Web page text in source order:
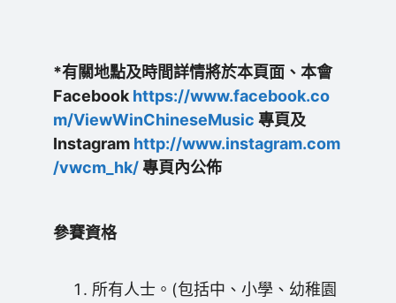
*有關地點及時間詳情將於本頁面、本會
Facebook https://www.facebook.co
m/ViewWinChineseMusic 專頁及
Instagram http://www.instagram.com
/vwcm_hk/專頁內公佈
參賽資格
所有人士。(包括中、小學、幼稚園